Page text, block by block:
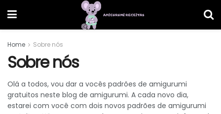
Home Sobre nós
Sobre nós
Olá a todos, vou dar a vocês padrões de amigurumi
gratuitos neste blog de amigurumi. A cada novo dia,
estarei com você com dois novos padrões de amigurumi